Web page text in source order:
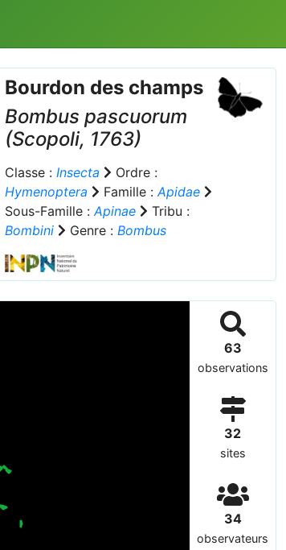
Bourdon des champs
Bombus pascuorum
(Scopoli, 1763)
Classe : Insecta
Ordre :
Hymenoptera
Famille :Apidae
Sous-Famille :Apinae
Tribu :
Bombini
Genre : Bombus
63
observations
32
sites
34
observateurs